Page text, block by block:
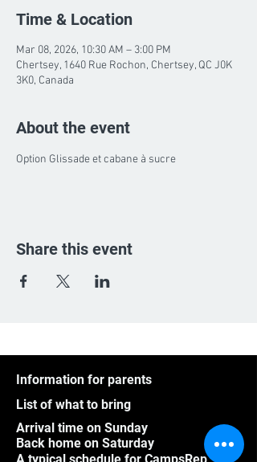
Time & Location
Mar 08, 2026, 10:30 AM – 3:00 PM
Chertsey, 1640 Rue Rochon, Chertsey, QC J0K
3K0, Canada
About the event
Option Glissade et cabane à sucre
Share this event
Information for parents
List of what to bring
Arrival time on Sunday
Back home on Saturday